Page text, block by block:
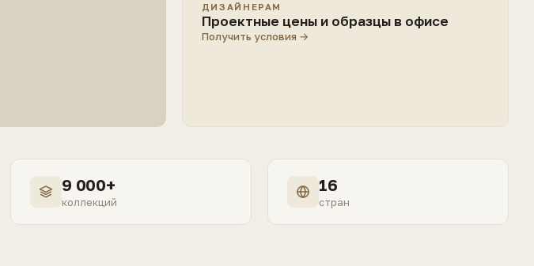
ДИЗАЙНЕРАМ
Проектные цены и образцы в офисе
Получить условия →
9 000+
коллекций
16
стран